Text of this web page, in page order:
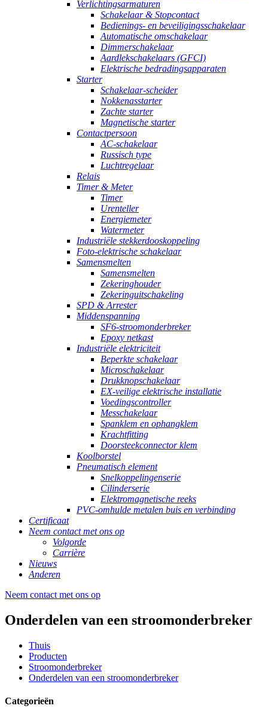
Verlichtingsarmaturen
Schakelaar & Stopcontact
Bedienings- en beveiligingsschakelaar
Automatische omschakelaar
Dimmerschakelaar
Aardlekschakelaars (GFCI)
Elektrische bedradingsapparaten
Starter
Schakelaar-scheider
Nokkenasstarter
Zachte starter
Magnetische starter
Contactpersoon
AC-schakelaar
Russisch type
Luchtregelaar
Relais
Timer & Meter
Timer
Urenteller
Energiemeter
Watermeter
Industriële stekkerdooskoppeling
Foto-elektrische schakelaar
Samensmelten
Samensmelten
Zekeringhouder
Zekeringuitschakeling
SPD & Arrester
Middenspanning
SF6-stroomonderbreker
Epoxy netkast
Industriële elektriciteit
Beperkte schakelaar
Microschakelaar
Drukknopschakelaar
EX-veilige elektrische installatie
Voedingscontroller
Messchakelaar
Spanklem en ophangklem
Krachtfitting
Doorsteekconnector klem
Koolborstel
Pneumatisch element
Snelkoppelingenserie
Cilinderserie
Elektromagnetische reeks
PVC-omhulde metalen buis en verbinding
Certificaat
Neem contact met ons op
Volgorde
Carrière
Nieuws
Anderen
Neem contact met ons op
Onderdelen van een stroomonderbreker
Thuis
Producten
Stroomonderbreker
Onderdelen van een stroomonderbreker
Categorieën